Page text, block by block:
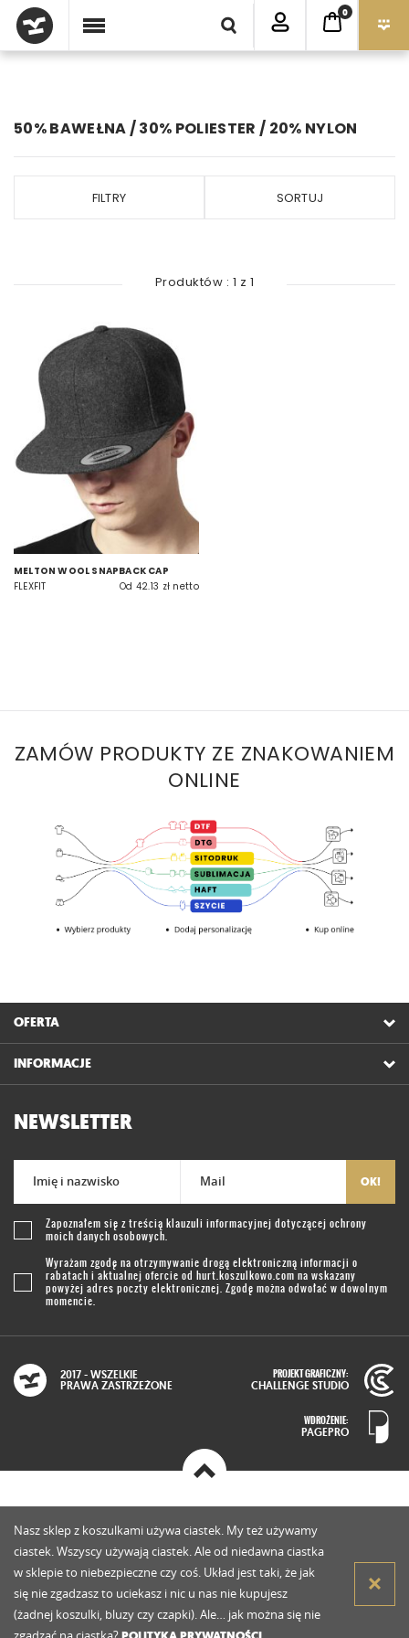
0
50% BAWEŁNA / 30% POLIESTER / 20% NYLON
FILTRY SORTUJ
Produktów : 1 z 1
MELTON WOOL SNAPBACK CAP
FLEXFIT
Od 42.13 zł netto
ZAMÓW PRODUKTY ZE ZNAKOWANIEM
ONLINE
OFERTA
INFORMACJE
NEWSLETTER
Imię i nazwisko Mail OK!
Zapoznałem się z treścią klauzuli informacyjnej dotyczącej ochrony
moich danych osobowych.
Wyrażam zgodę na otrzymywanie drogą elektroniczną informacji o
rabatach i aktualnej ofercie od hurt.koszulkowo.com na wskazany
powyżej adres poczty elektronicznej. Zgodę można odwołać w dowolnym
momencie.
2017 - WSZELKIE
PRAWA ZASTRZEŻONE
PROJEKT GRAFICZNY:
CHALLENGE STUDIO
WDROŻENIE:
PAGEPRO
Nasz sklep z koszulkami używa ciastek. My też używamy
ciastek. Wszyscy używają ciastek. Ale od niedawna ciastka
w sklepie to niebezpieczne czy coś. Układ jest taki, że jak
się nie zgadzasz to uciekasz i nic u nas nie kupujesz
(żadnej koszulki, bluzy czy czapki). Ale… jak można się nie